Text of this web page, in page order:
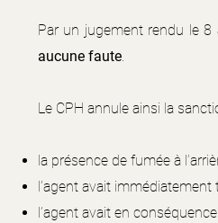
Par un jugement rendu le 8
aucune faute.
Le CPH annule ainsi la
la présence de fumée à
l’agent avait
l’agent avait en